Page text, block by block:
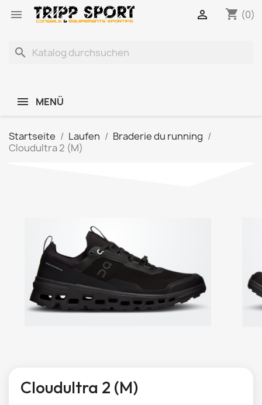
 shopping_cart (0)

search
MENÜ
Startseite Laufen
Braderie du running
Cloudultra 2 (M)
Cloudultra 2 (M)